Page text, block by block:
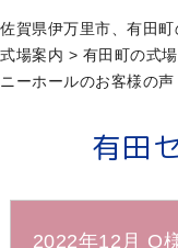
佐賀県伊万里市、有田町
式場案内 > 有田町の式
ニーホールのお客様の声
有田
2022年12月 O